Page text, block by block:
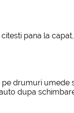
pana la
drumuri umede
dupa